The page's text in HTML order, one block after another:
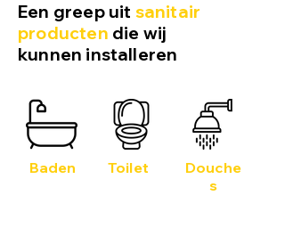
Een greep uit sanitair
producten die wij
kunnen installeren
Baden Toilet
Douche
s